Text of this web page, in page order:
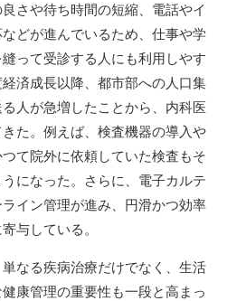
さや待ち時間の短縮、電話やイ
どが進んでいるため、仕事や学
って受診する人にも利用しやす
済成長以降、都市部への人口集
人が急増したことから、内科医
た。例えば、検査機器の導入や
て院外に依頼していた検査もそ
になった。さらに、電子カルテ
イン管理が進み、円滑かつ効率
与している。
なる疾病治療だけでなく、生活
康管理の重要性も一段と高まっ